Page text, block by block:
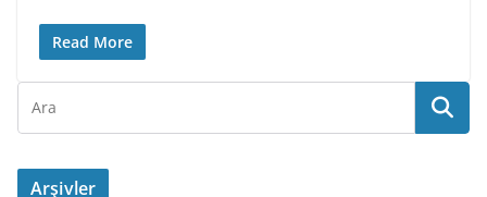
Read More
Arşivler